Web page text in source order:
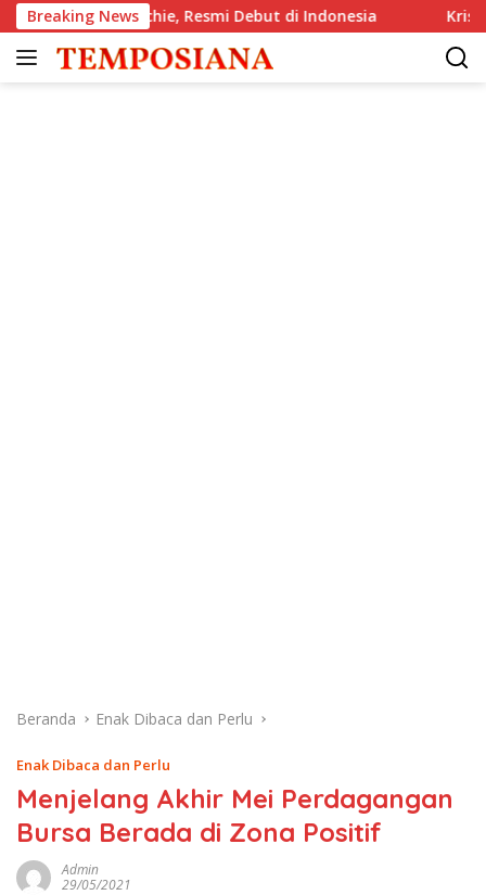
Langsung
ke
konten
Breaking News
GlenAllachie, Resmi Debut di Indonesia Krisis
Beranda Enak Dibaca dan Perlu
Enak Dibaca dan Perlu
Menjelang Akhir Mei Perdagangan
Bursa Berada di Zona Positif
Admin
29/05/2021